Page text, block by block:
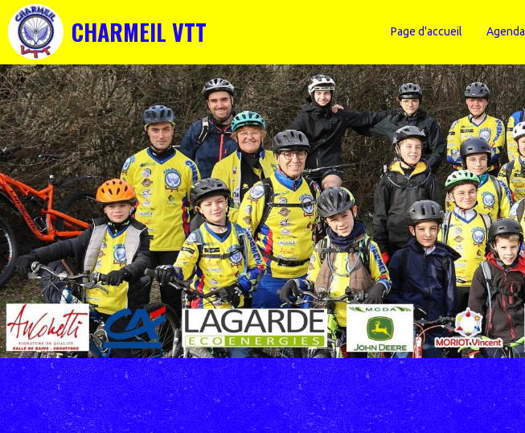
CHARMEIL VTT Page d'accueil Agenda